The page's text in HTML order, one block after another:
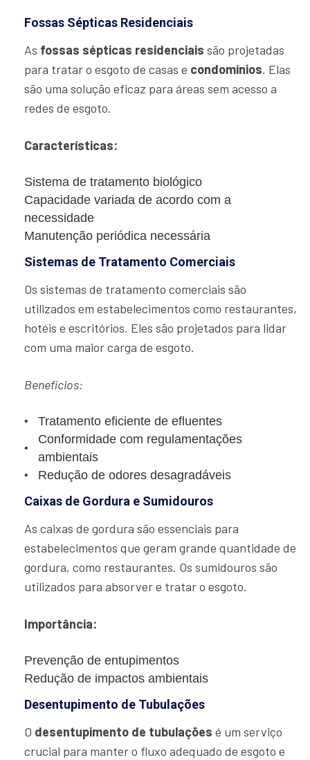
Fossas Sépticas Residenciais
As fossas sépticas residenciais são projetadas
para tratar o esgoto de casas e condomínios. Elas
são uma solução eficaz para áreas sem acesso a
redes de esgoto.
Características:
Sistema de tratamento biológico
Capacidade variada de acordo com a
necessidade
Manutenção periódica necessária
Sistemas de Tratamento Comerciais
Os sistemas de tratamento comerciais são
utilizados em estabelecimentos como restaurantes,
hotéis e escritórios. Eles são projetados para lidar
com uma maior carga de esgoto.
Benefícios:
Tratamento eficiente de efluentes
Conformidade com regulamentações
ambientais
Redução de odores desagradáveis
Caixas de Gordura e Sumidouros
As caixas de gordura são essenciais para
estabelecimentos que geram grande quantidade de
gordura, como restaurantes. Os sumidouros são
utilizados para absorver e tratar o esgoto.
Importância:
Prevenção de entupimentos
Redução de impactos ambientais
Desentupimento de Tubulações
O desentupimento de tubulações é um serviço
crucial para manter o fluxo adequado de esgoto e